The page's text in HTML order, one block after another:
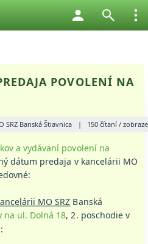
POVOLENÍ NA
SRZ Banská Štiavnica | 150 čítaní /
a vydávaní povolení na
dátum predaja v kancelárii MO
MO SRZ Banská
na ul. Dolná 18, 2. poschodie v